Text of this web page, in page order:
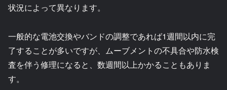
状況によって異なります。
一般的な電池交換やバンドの調整であれば1週間以内に完
了することが多いですが、ムーブメントの不具合や防水検
査を伴う修理になると、数週間以上かかることもありま
す。